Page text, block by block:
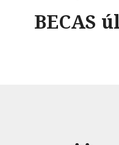
BECAS